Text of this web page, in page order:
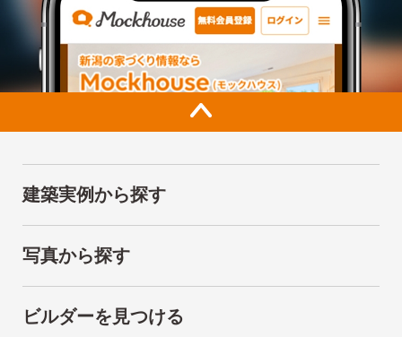
建築実例から探す
写真から探す
ビルダーを見つける